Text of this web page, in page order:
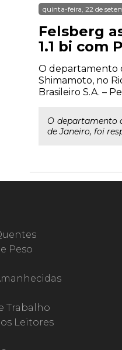
quinta-feira, 22 de
Felsberg
1.1 bi com
O departamento
Shimamoto, no
Brasileiro S.A. –
O departamento
de Janeiro, foi
Peso
Trabalho
Leitores